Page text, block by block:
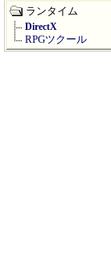
ランタイム
DirectX
RPGツクール